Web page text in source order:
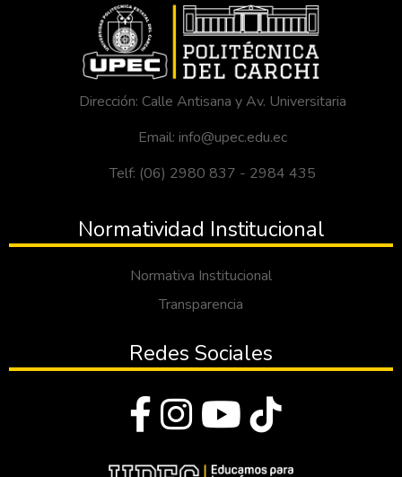
Dirección: Calle Antisana y Av. Universitaria
Email: info@upec.edu.ec
Telf: (06) 2980 837 - 2984 435
Normatividad Institucional
Normativa Institucional
Transparencia
Redes Sociales